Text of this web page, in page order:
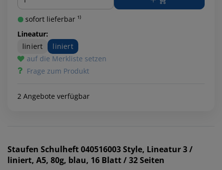
sofort lieferbar ¹⁾
Lineatur:
liniert
liniert
auf die Merkliste setzen
Frage zum Produkt
2 Angebote verfügbar
Staufen Schulheft 040516003 Style, Lineatur 3 /
liniert, A5, 80g, blau, 16 Blatt / 32 Seiten